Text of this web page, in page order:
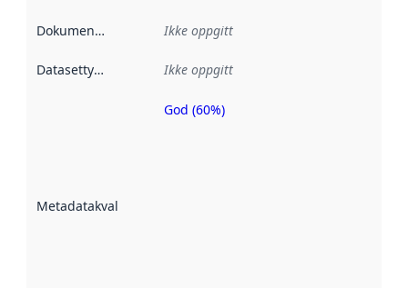
Dokumentasjon Ikke oppgitt
Datasettype Ikke oppgitt
Metadatakvalitet
Metadatakvalitet
God (60%)